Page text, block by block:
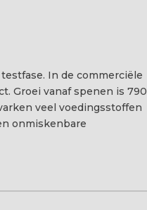
In de commerciële
Groei vanaf spenen is 790
veel voedingsstoffen
onmiskenbare